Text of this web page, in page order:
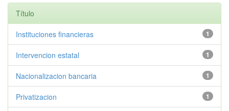
Título
1
Instituciones financieras
1
Intervencion estatal
1
Nacionalizacion bancaria
1
Privatizacion